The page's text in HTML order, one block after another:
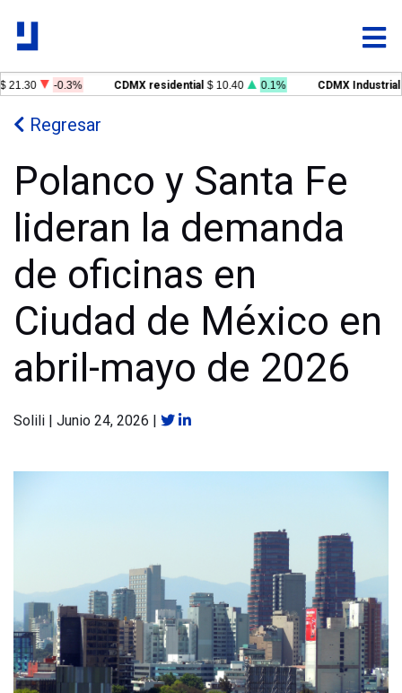
21.30 -0.3% CDMX residential $ 10.40 0.1% CDMX Industrial
Regresar
Polanco y Santa Fe
lideran la demanda
de oficinas en
Ciudad de México en
abril-mayo de 2026
Solili | Junio 24, 2026 |